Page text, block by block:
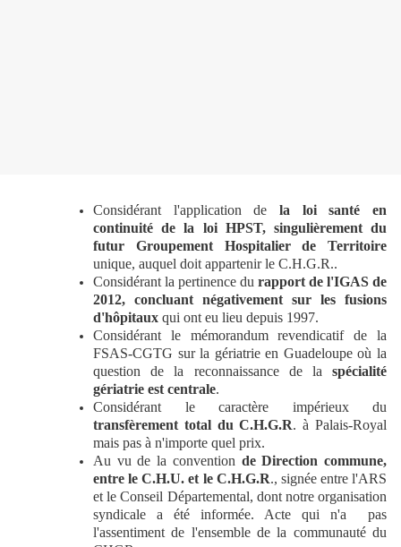
Considérant l'application de la loi santé en
continuité de la loi HPST, singulièrement du
futur Groupement Hospitalier de Territoire
unique, auquel doit appartenir le C.H.G.R..
Considérant la pertinence du rapport de l'IGAS de
2012, concluant négativement sur les fusions
d'hôpitaux qui ont eu lieu depuis 1997.
Considérant le mémorandum revendicatif de la
FSAS-CGTG sur la gériatrie en Guadeloupe où la
question de la reconnaissance de la spécialité
gériatrie est centrale.
Considérant le caractère impérieux du
transfèrement total du C.H.G.R. à Palais-Royal
mais pas à n'importe quel prix.
Au vu de la convention de Direction commune,
entre le C.H.U. et le C.H.G.R., signée entre l'ARS
et le Conseil Départemental, dont notre organisation
syndicale a été informée. Acte qui n'a pas
l'assentiment de l'ensemble de la communauté du